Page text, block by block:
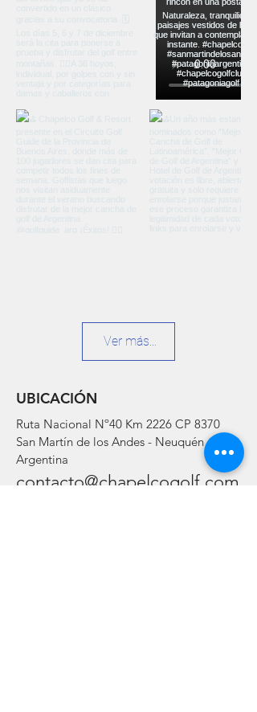
Ver más...
UBICACIÓN
Ruta Nacional Nº40 Km 2226 CP 8370
San Martín de los Andes - Neuquén -
Argentina
contacto@chapelcogolf.com